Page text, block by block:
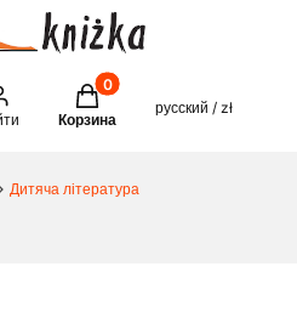
engineТовары в корзине: 0.
Корзина
русский / zł
Дитяча література